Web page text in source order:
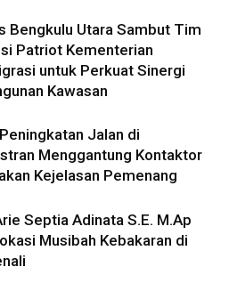
Bengkulu Utara Sambut Tim
Patriot Kementerian
untuk Perkuat Sinergi
Kawasan
Jalan di
Menggantung Kontaktor
Kejelasan Pemenang
Septia Adinata S.E. M.Ap
Musibah Kebakaran di